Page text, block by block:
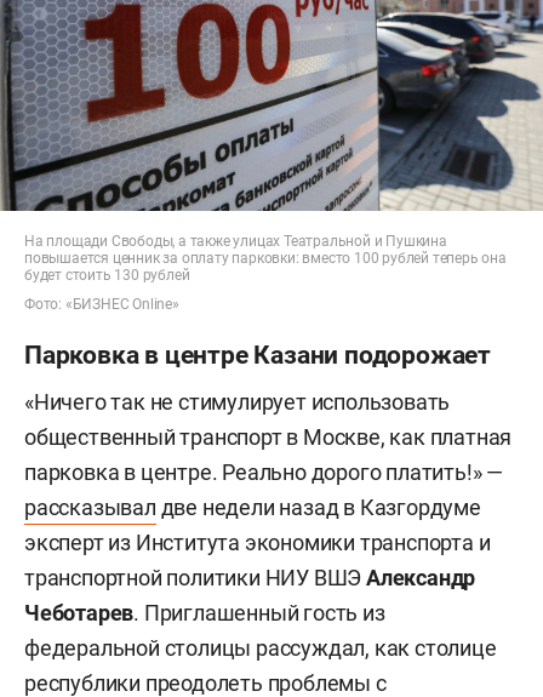
На площади Свободы, а также улицах Театральной и Пушкина
повышается ценник за оплату парковки: вместо 100 рублей теперь она
будет стоить 130 рублей
Фото: «БИЗНЕС Online»
Парковка в центре Казани подорожает
«Ничего так не стимулирует использовать
общественный транспорт в Москве, как платная
парковка в центре. Реально дорого платить!» —
рассказывал две недели назад в Казгордуме
эксперт из Института экономики транспорта и
транспортной политики НИУ ВШЭАлександр
Чеботарев. Приглашенный гость из
федеральной столицы рассуждал, как столице
республики преодолеть проблемы с